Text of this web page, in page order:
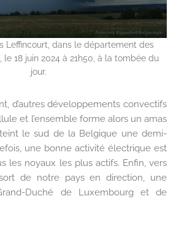
Leffincourt, dans le département des
le 18 juin 2024 à 21h50, à la tombée du
jour.
d’autres développements convectifs
et l’ensemble forme alors un amas
le sud de la Belgique une demi-
une bonne activité électrique est
les noyaux les plus actifs. Enfin, vers
de notre pays en direction, une
Duché de Luxembourg et de